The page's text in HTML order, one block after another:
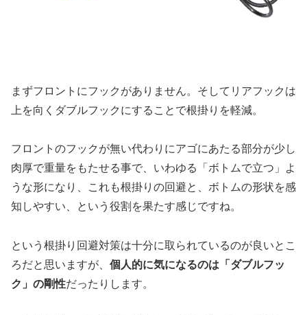
まずフロントにフックがありません。そしてリアフックは
上を向くダブルフックにすることで根掛りを軽減。
フロントのフックが無い代わりにアゴにあたる部分が少し
肉厚で重量をもたせる事で、いわゆる「ボトムで立つ」よ
うな形になり、これも根掛りの回避と、ボトムの形状を感
知しやすい、という役割を果たす感じですね。
という根掛り回避対策は十分に取られているのが良いとこ
ろだと思いますが、 個人的に気になるのは「ダブルフッ
ク」の剛性だったりします。